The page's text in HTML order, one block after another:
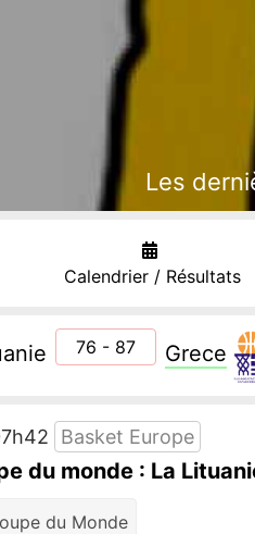
Les
Calendrier / Résultats
76 - 87 Grece
Basket Europe
du monde : La
du Monde